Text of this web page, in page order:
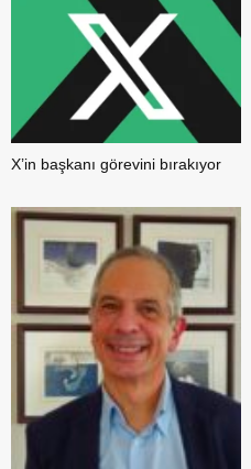
X’in başkanı görevini bırakıyor